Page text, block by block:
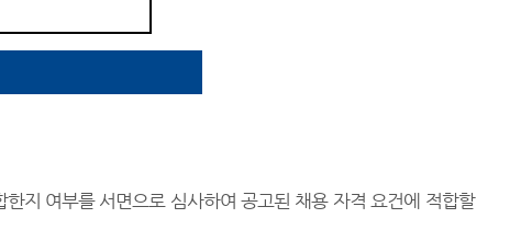
지 여부를 서면으로 심사하여 공고된 채용 자격 요건에 적합할